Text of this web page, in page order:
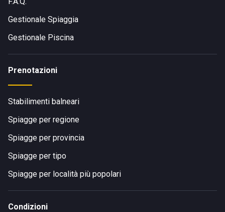
Gestionale Spiaggia
Gestionale Piscina
Prenotazioni
Stabilimenti balneari
Spiagge per regione
Spiagge per provincia
Spiagge per tipo
Spiagge per località più popolari
Condizioni